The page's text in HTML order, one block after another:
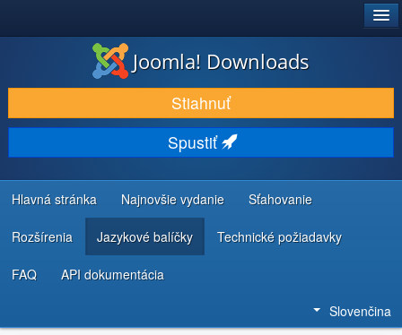
STIAHNUŤ & ROZŠÍRIŤ
OBJAVUJTE & UČTE SA
KOMUNITA & PODPORA
ZDROJE INFORMÁCIÍ PRE VÝVOJÁROV
Joomla! Downloads
Stiahnuť
Spustiť
Hlavná stránka Najnovšie vydanie Sťahovanie
Rozšírenia Jazykové balíčky Technické požiadavky
FAQ API dokumentácia
Slovenčina